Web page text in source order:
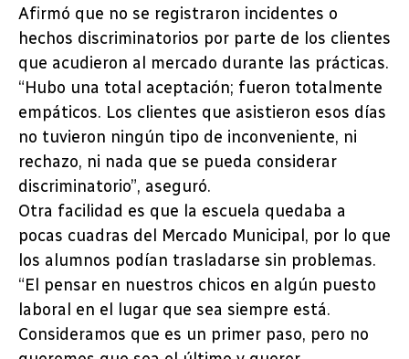
Afirmó que no se registraron incidentes o
hechos discriminatorios por parte de los clientes
que acudieron al mercado durante las prácticas.
“Hubo una total aceptación; fueron totalmente
empáticos. Los clientes que asistieron esos días
no tuvieron ningún tipo de inconveniente, ni
rechazo, ni nada que se pueda considerar
discriminatorio”, aseguró.
Otra facilidad es que la escuela quedaba a
pocas cuadras del Mercado Municipal, por lo que
los alumnos podían trasladarse sin problemas.
“El pensar en nuestros chicos en algún puesto
laboral en el lugar que sea siempre está.
Consideramos que es un primer paso, pero no